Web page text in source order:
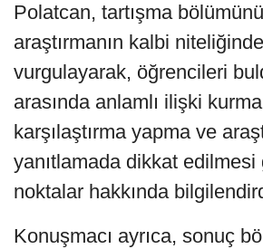
Polatcan, tartışma
araştırmanın kalbi
vurgulayarak, öğrencileri
arasında anlamlı ilişki
karşılaştırma yapma ve
yanıtlamada dikkat edilmesi
noktalar hakkında
Konuşmacı ayrıca, sonuç